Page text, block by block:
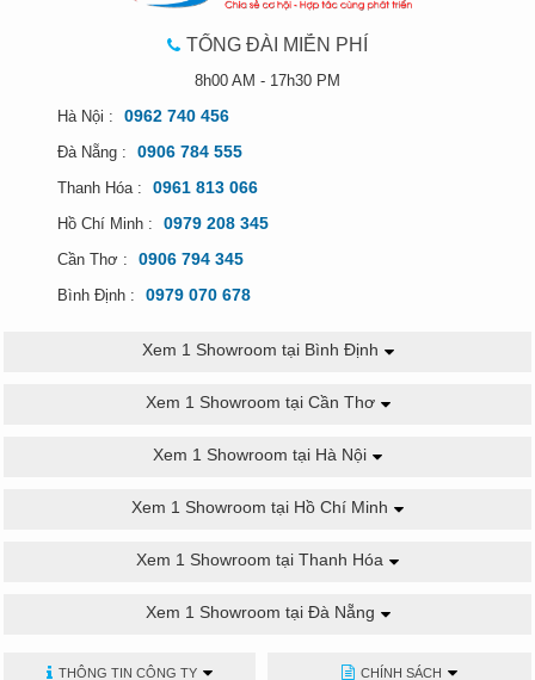
TỔNG ĐÀI MIỄN PHÍ
8h00 AM - 17h30 PM
Hà Nội :
0962 740 456
Đà Nẵng : 0906 784 555
Thanh Hóa : 0961 813 066
Hồ Chí Minh : 0979 208 345
Cần Thơ : 0906 794 345
Bình Định : 0979 070 678
Xem 1 Showroom tại Bình Định
Xem 1 Showroom tại Cần Thơ
Xem 1 Showroom tại Hà Nội
Xem 1 Showroom tại Hồ Chí Minh
Xem 1 Showroom tại Thanh Hóa
Xem 1 Showroom tại Đà Nẵng
THÔNG TIN CÔNG TY CHÍNH SÁCH